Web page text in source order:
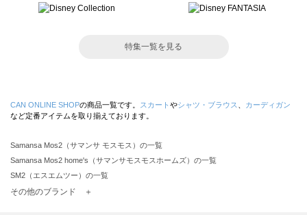
特集一覧を見る
CAN ONLINE SHOPの商品一覧です。 スカート やシャツ・ブラウス
カーディガン
など定番アイテムを取り揃えております。
Samansa Mos2（サマンサ モスモス）の一覧
Samansa Mos2 home's（サマンサモスモスホームズ）の一覧
SM2（エスエムツー）の一覧
TSUHARU by Samansa Mos2（ツハルバイサマンサモスモス）の一覧
その他のブランド ＋